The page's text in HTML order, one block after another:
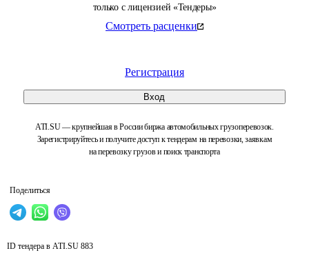
только с лицензией «Тендеры»
Смотреть расценки
Регистрация
Вход
ATI.SU — крупнейшая в России биржа автомобильных грузоперевозок.
Зарегистрируйтесь и получите доступ к тендерам на перевозки, заявкам
на перевозку грузов и поиск транспорта
Поделиться
ID тендера в ATI.SU 883